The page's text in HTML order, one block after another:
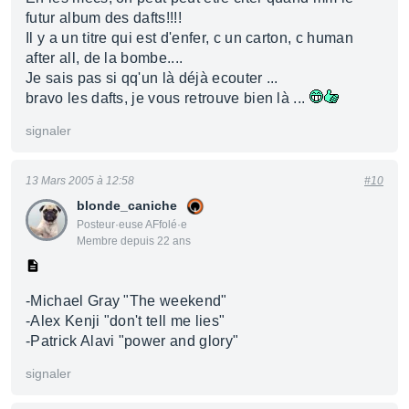
futur album des dafts!!!!
Il y a un titre qui est d'enfer, c un carton, c human
after all, de la bombe....
Je sais pas si qq'un là déjà ecouter ...
bravo les dafts, je vous retrouve bien là ...
signaler
blonde_caniche
Posteur·euse AFfolé·e
Membre depuis 22 ans
13 Mars 2005 à 12:58 #10
-Michael Gray "The weekend"
-Alex Kenji "don't tell me lies"
-Patrick Alavi "power and glory"
signaler